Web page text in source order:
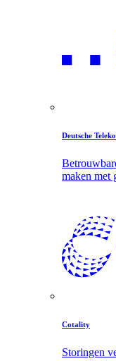
Deutsche
maken met
Cotality
Storingen